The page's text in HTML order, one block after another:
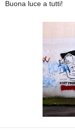
Buona luce a tutti!